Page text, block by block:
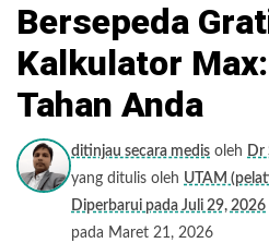
Bersepeda
Kalkulator
Tahan Anda
ditinjau secara medis oleh Dr
yang ditulis oleh UTAM
Diperbarui pada Juli 29, 2026
pada Maret 21, 2026